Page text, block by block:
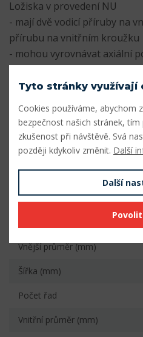
Ložiska v provedení NU
- mají dvě vodicí příruby na
přírubu na vnitřním kroužku
- mohou vyrovnávat axiální
k tělesu v obou směrech
- mohou být použita s
Dokumenty
SKF_VALIVA_LOZISKA.pdf
Parametry
Vnější průměr (mm)
Šířka (mm)
Počet řad
Vnitřní průměr (mm)
Tyto stránky využívají
Cookies používáme, abychom
bezpečnost našich stránek,
zkušenost při návštěvě. Svá
později kdykoliv změnit. Další
Další